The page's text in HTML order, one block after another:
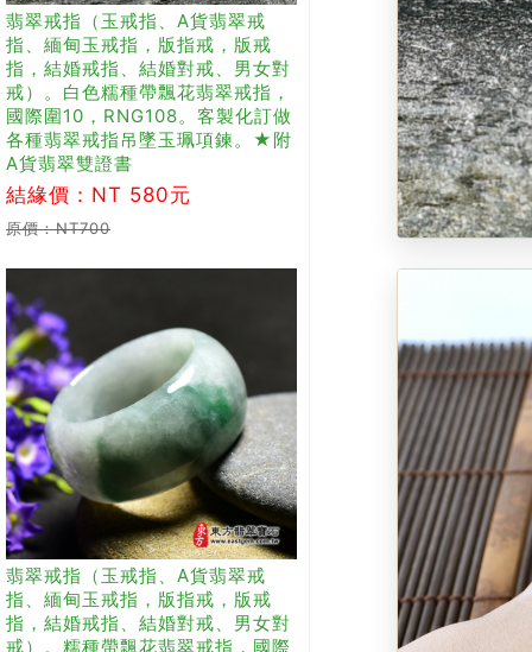
翡翠戒指（玉戒指、A貨翡翠戒
指、緬甸玉戒指，版指戒，版戒
指，結婚戒指、結婚對戒、男女對
戒）。白色糯種帶飄花翡翠戒指，
國際圍10，RNG108。客製化訂做
各種翡翠戒指吊墜玉珮項鍊。★附
A貨翡翠雙證書
結緣價：NT 580元
原價：NT700
翡翠戒指（玉戒指、A貨翡翠戒
指、緬甸玉戒指，版指戒，版戒
指，結婚戒指、結婚對戒、男女對
戒）。糯種帶飄花翡翠戒指，國際